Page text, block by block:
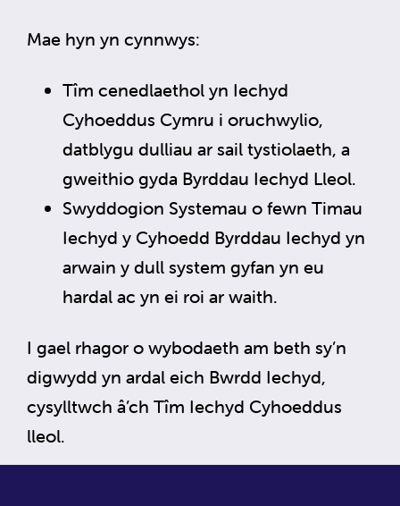
Mae hyn yn cynnwys:
Tîm cenedlaethol yn Iechyd
Cyhoeddus Cymru i oruchwylio,
datblygu dulliau ar sail tystiolaeth, a
gweithio gyda Byrddau Iechyd Lleol.
Swyddogion Systemau o fewn Timau
Iechyd y Cyhoedd Byrddau Iechyd yn
arwain y dull system gyfan yn eu
hardal ac yn ei roi ar waith.
I gael rhagor o wybodaeth am beth sy’n
digwydd yn ardal eich Bwrdd Iechyd,
cysylltwch â’ch Tîm Iechyd Cyhoeddus
lleol.